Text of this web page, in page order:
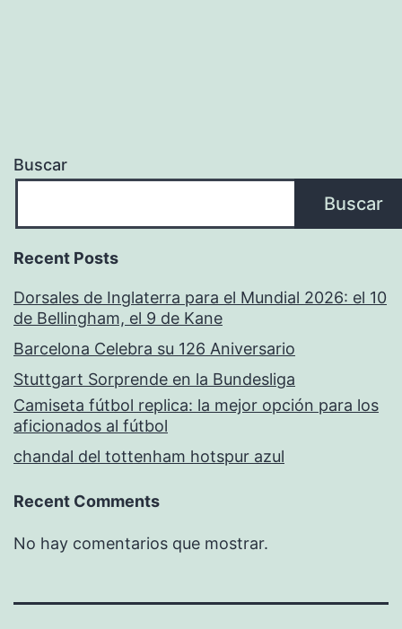
Buscar
Buscar
Recent Posts
Dorsales de Inglaterra para el Mundial 2026: el 10
de Bellingham, el 9 de Kane
Barcelona Celebra su 126 Aniversario
Stuttgart Sorprende en la Bundesliga
Camiseta fútbol replica: la mejor opción para los
aficionados al fútbol
chandal del tottenham hotspur azul
Recent Comments
No hay comentarios que mostrar.